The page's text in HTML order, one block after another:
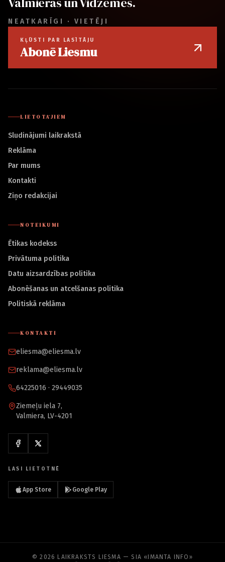
NEATKARĪGI · VIETĒJI
KĻŪSTI PAR LASĪTĀJU
Abonē Liesmu
LIETOTĀJIEM
Sludinājumi laikrakstā
Reklāma
Par mums
Kontakti
Ziņo redakcijai
NOTEIKUMI
Ētikas kodekss
Privātuma politika
Datu aizsardzības politika
Abonēšanas un atcelšanas politika
Politiskā reklāma
KONTAKTI
eliesma@eliesma.lv
reklama@eliesma.lv
64225016 · 29449035
Ziemeļu iela 7,
Valmiera, LV-4201
LASI LIETOTNĒ
App Store Google Play
© 2026 LAIKRAKSTS LIESMA — SIA «IMANTA INFO»